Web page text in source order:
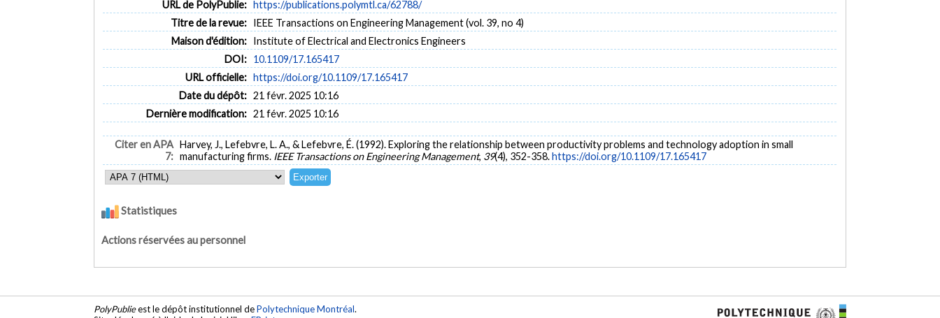
URL de PolyPublie: https://publications.polymtl.ca/62788/
Titre de la revue: IEEE Transactions on Engineering Management (vol. 39, no 4)
Maison d'édition: Institute of Electrical and Electronics Engineers
DOI: 10.1109/17.165417
URL officielle: https://doi.org/10.1109/17.165417
Date du dépôt: 21 févr. 2025 10:16
Dernière modification: 21 févr. 2025 10:16
Citer en APA
7:
Harvey, J., Lefebvre, L. A., & Lefebvre, É. (1992). Exploring the relationship between productivity problems and technology adoption in small
manufacturing firms. IEEE Transactions on Engineering Management, 39(4), 352-358.https://doi.org/10.1109/17.165417
Statistiques
Actions réservées au personnel
PolyPublieest le dépôt institutionnel dePolytechnique Montréal.